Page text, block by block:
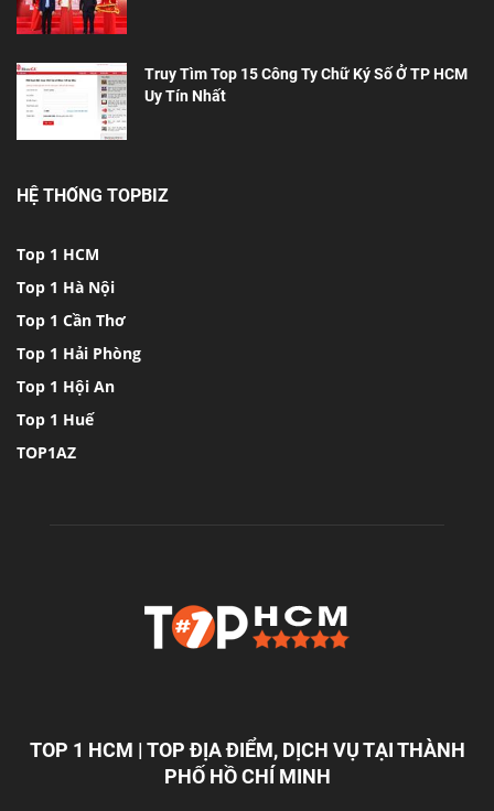
Truy Tìm Top 15 Công Ty Chữ Ký Số Ở TP HCM
Uy Tín Nhất
HỆ THỐNG TOPBIZ
Top 1 HCM
Top 1 Hà Nội
Top 1 Cần Thơ
Top 1 Hải Phòng
Top 1 Hội An
Top 1 Huế
TOP1AZ
TOP 1 HCM | TOP ĐỊA ĐIỂM, DỊCH VỤ TẠI THÀNH
PHỐ HỒ CHÍ MINH